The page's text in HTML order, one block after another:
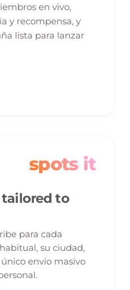
en vivo,
y recompensa, y
lista para lanzar
spots it
to
para cada
su ciudad,
envío masivo